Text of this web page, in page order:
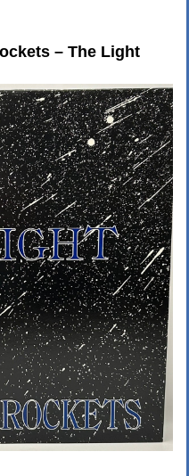
– The Light